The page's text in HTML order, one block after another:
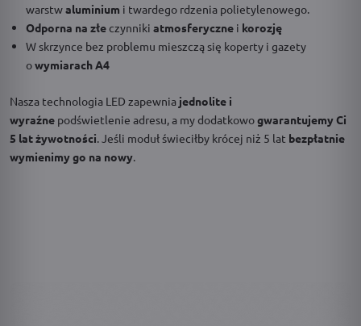
warstwaluminium i twardego rdzenia polietylenowego.
Odporna na złeczynniki atmosferyczne i korozję
W skrzynce bez problemu mieszczą się koperty i gazety
owymiarach A4
Nasza technologia LED zapewnia jednolite i
wyraźne podświetlenie adresu, a my dodatkowogwarantujemy Ci
5 lat żywotności. Jeśli moduł świeciłby krócej niż 5 lat bezpłatnie
wymienimy go na nowy.